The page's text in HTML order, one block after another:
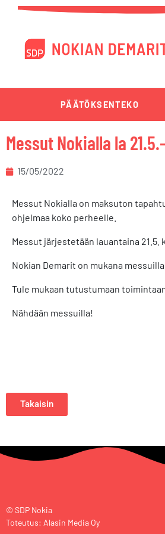
PÄÄTÖKSENTEKO
Messut Nokialla la
15/05/2022
Messut Nokialla on maksuton
ohjelmaa koko perheelle.
Messut järjestetään lauantaina 21.5.
Nokian Demarit on mukana
Tule mukaan tutustumaan
Nähdään messuilla!
Takaisin
© SDP Nokia
Toteutus: Alasin Media Oy